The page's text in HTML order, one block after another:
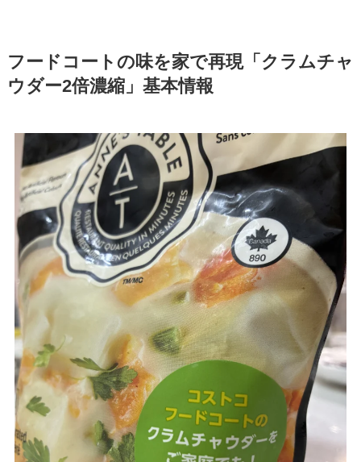
フードコートの味を家で再現「クラムチャ
ウダー2倍濃縮」基本情報